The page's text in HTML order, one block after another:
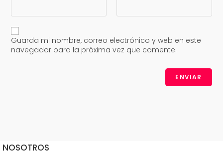
Guarda mi nombre, correo electrónico y web en este
navegador para la próxima vez que comente.
NOSOTROS